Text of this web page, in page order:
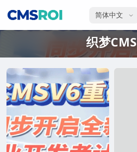
选择语言
织梦CMS